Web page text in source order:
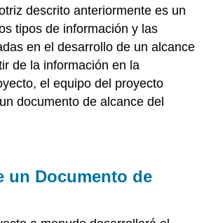
descrito anteriormente es un
tipos de información y las
en el desarrollo de un alcance
de la información en la
el equipo del proyecto
documento de alcance del
un Documento de